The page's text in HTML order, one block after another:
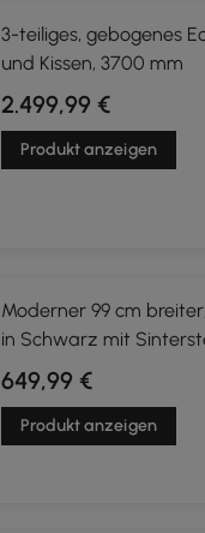
3-teiliges, gebogenes
und Kissen, 3700 mm
2.499,99 €
Produkt anzeigen
Moderner 99 cm
in Schwarz mit
649,99 €
Produkt anzeigen